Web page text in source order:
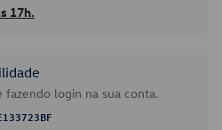
17h.
login na sua conta.